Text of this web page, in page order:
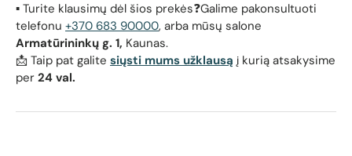
▪️ Turite klausimų dėl šios prekės❓Galime pakonsultuoti
telefonu +370 683 90000, arba mūsų salone
Armatūrininkų g. 1, Kaunas.
📩 Taip pat galite siųsti mums užklausą į kurią atsakysime
per 24 val.